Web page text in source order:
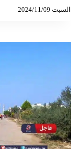
السبت 2024/11/09